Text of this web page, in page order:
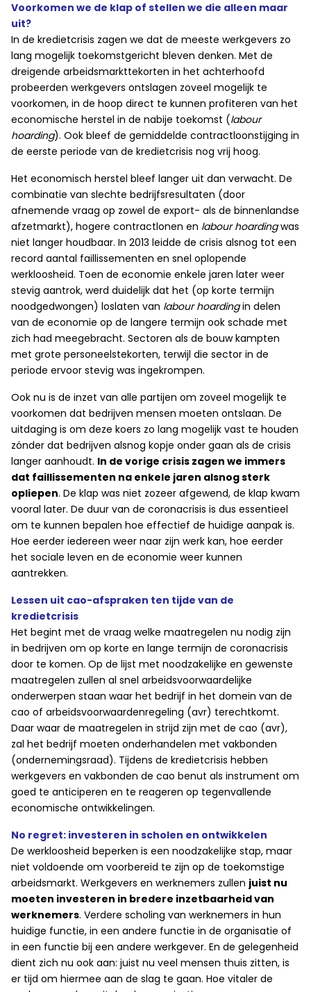
Voorkomen we de klap of stellen we die alleen maar
uit?
In de kredietcrisis zagen we dat de meeste werkgevers zo
lang mogelijk toekomstgericht bleven denken. Met de
dreigende arbeidsmarkttekorten in het achterhoofd
probeerden werkgevers ontslagen zoveel mogelijk te
voorkomen, in de hoop direct te kunnen profiteren van het
economische herstel in de nabije toekomst (labour
hoarding). Ook bleef de gemiddelde contractloonstijging in
de eerste periode van de kredietcrisis nog vrij hoog.
Het economisch herstel bleef langer uit dan verwacht. De
combinatie van slechte bedrijfsresultaten (door
afnemende vraag op zowel de export- als de binnenlandse
afzetmarkt), hogere contractlonen en labour hoardingwas
niet langer houdbaar. In 2013 leidde de crisis alsnog tot een
record aantal faillissementen en snel oplopende
werkloosheid. Toen de economie enkele jaren later weer
stevig aantrok, werd duidelijk dat het (op korte termijn
noodgedwongen) loslaten van labour hoardingin delen
van de economie op de langere termijn ook schade met
zich had meegebracht. Sectoren als de bouw kampten
met grote personeelstekorten, terwijl die sector in de
periode ervoor stevig was ingekrompen.
Ook nu is de inzet van alle partijen om zoveel mogelijk te
voorkomen dat bedrijven mensen moeten ontslaan. De
uitdaging is om deze koers zo lang mogelijk vast te houden
zónder dat bedrijven alsnog kopje onder gaan als de crisis
langer aanhoudt. In de vorige crisis zagen we immers
dat faillissementen na enkele jaren alsnog sterk
opliepen. De klap was niet zozeer afgewend, de klap kwam
vooral later. De duur van de coronacrisis is dus essentieel
om te kunnen bepalen hoe effectief de huidige aanpak is.
Hoe eerder iedereen weer naar zijn werk kan, hoe eerder
het sociale leven en de economie weer kunnen
aantrekken.
Lessen uit cao-afspraken ten tijde van de
kredietcrisis
Het begint met de vraag welke maatregelen nu nodig zijn
in bedrijven om op korte en lange termijn de coronacrisis
door te komen. Op de lijst met noodzakelijke en gewenste
maatregelen zullen al snel arbeidsvoorwaardelijke
onderwerpen staan waar het bedrijf in het domein van de
cao of arbeidsvoorwaardenregeling (avr) terechtkomt.
Daar waar de maatregelen in strijd zijn met de cao (avr),
zal het bedrijf moeten onderhandelen met vakbonden
(ondernemingsraad). Tijdens de kredietcrisis hebben
werkgevers en vakbonden de cao benut als instrument om
goed te anticiperen en te reageren op tegenvallende
economische ontwikkelingen.
No regret: investeren in scholen en ontwikkelen
De werkloosheid beperken is een noodzakelijke stap, maar
niet voldoende om voorbereid te zijn op de toekomstige
arbeidsmarkt. Werkgevers en werknemers zullen juist nu
moeten investeren in bredere inzetbaarheid van
werknemers. Verdere scholing van werknemers in hun
huidige functie, in een andere functie in de organisatie of
in een functie bij een andere werkgever. En de gelegenheid
dient zich nu ook aan: juist nu veel mensen thuis zitten, is
er tijd om hiermee aan de slag te gaan. Hoe vitaler de